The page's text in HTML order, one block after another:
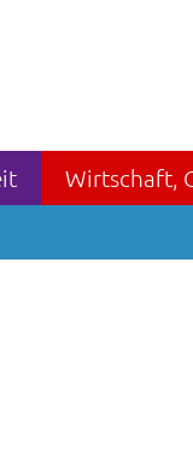
Wirtschaft,